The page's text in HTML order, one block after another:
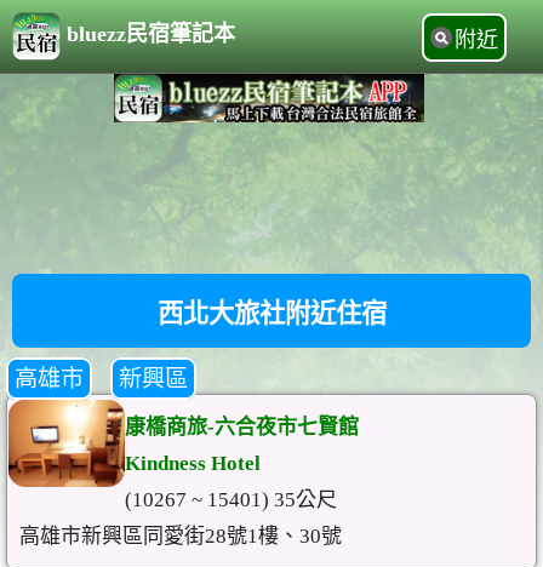
bluezz民宿筆記本 附近
西北大旅社附近住宿
高雄市 新興區
康橋商旅-六合夜市七賢館
Kindness Hotel
(10267 ~ 15401) 35公尺
高雄市新興區同愛街28號1樓、30號